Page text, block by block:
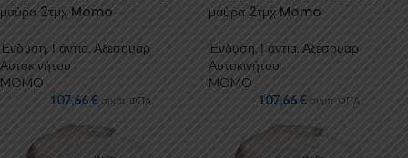
μαύρα 2τμχ Momo
Ένδυση, Γάντια, Αξεσουάρ
Αυτοκινήτου
MOMO
107,66€ συμπ. ΦΠΑ
μαύρα 2τμχ Momo
Ένδυση, Γάντια Αξεσουάρ
Αυτοκινήτου
MOMO
107,66€ συμπ. ΦΠΑ